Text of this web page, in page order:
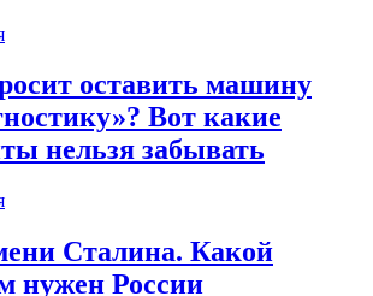
оставить машину
Вот какие
нельзя забывать
Сталина. Какой
нужен России